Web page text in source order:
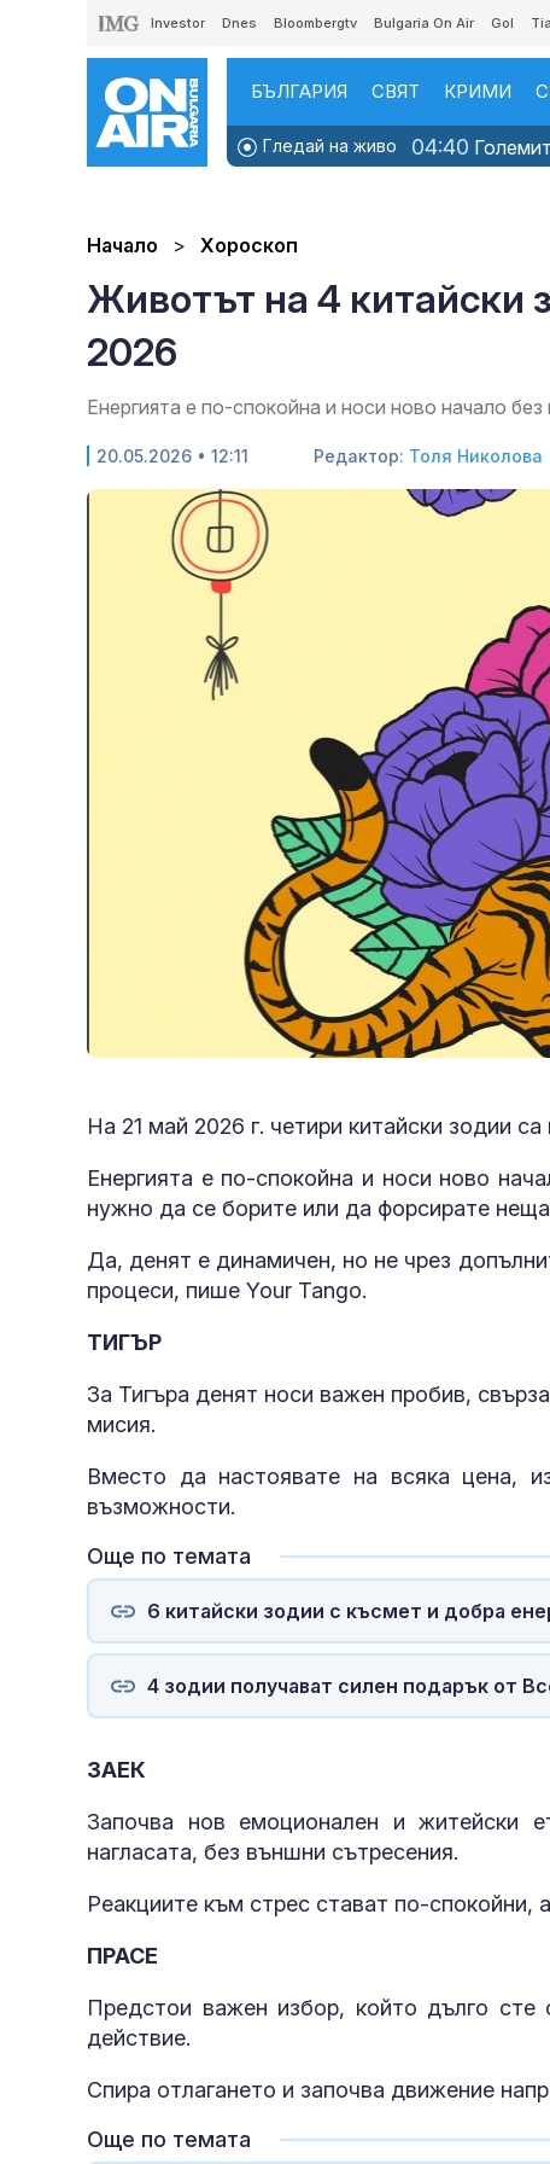
Investor Dnes Bloombergtv Bulgaria On Air Gol
БЪЛГАРИЯ СВЯТ КРИМИ
Гледай на живо 04:40
Начало Хороскоп
Животът на 4 китайски
2026
Енергията е по-спокойна и носи ново начало
20.05.2026 • 12:11 Редактор: Толя Николова
На 21 май 2026 г. четири китайски зодии
Енергията е по-спокойна и носи ново
нужно да се борите или да форсирате
Да, денят е динамичен, но не чрез
процеси, пише Your Tango.
ТИГЪР
За Тигъра денят носи важен пробив,
мисия.
Вместо да настоявате на всяка цена,
възможности.
Още по темата
6 китайски зодии с късмет и добра
4 зодии получават силен подарък от
ЗАЕК
Започва нов емоционален и житейски
нагласата, без външни сътресения.
Реакциите към стрес стават по-спокойни,
ПРАСЕ
Предстои важен избор, който дълго
действие.
Спира отлагането и започва движение
Още по темата